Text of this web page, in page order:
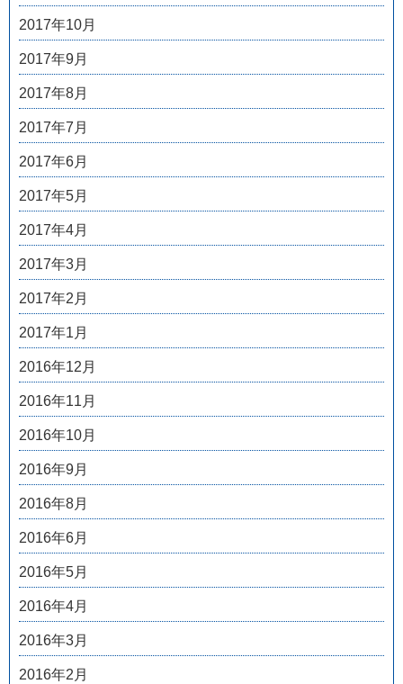
2017年10月
2017年9月
2017年8月
2017年7月
2017年6月
2017年5月
2017年4月
2017年3月
2017年2月
2017年1月
2016年12月
2016年11月
2016年10月
2016年9月
2016年8月
2016年6月
2016年5月
2016年4月
2016年3月
2016年2月